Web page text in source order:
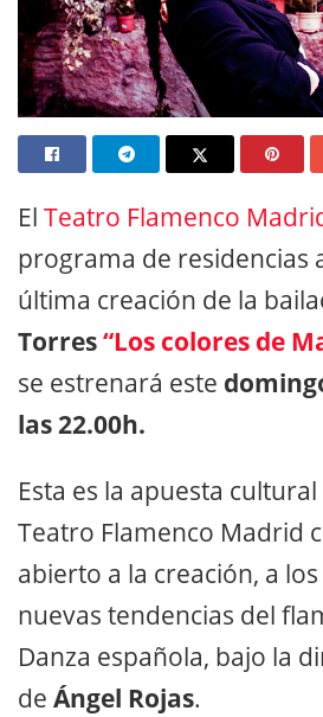
El Teatro Flamenco
programa de residencias
última creación de la
Torres“Los colores de
se estrenará este
las 22.00h.
Esta es la apuesta
Teatro Flamenco Madrid
abierto a la creación, a
nuevas tendencias del
Danza española, bajo la
de Ángel Rojas.